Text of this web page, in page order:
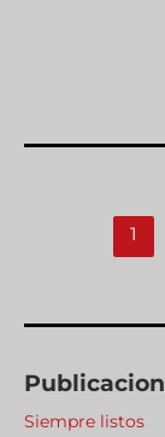
1
Siempre listos